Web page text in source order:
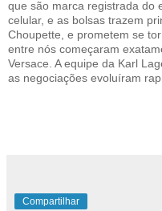
que são marca registrada do
celular, e as bolsas trazem
Choupette, e prometem se
entre nós começaram
Versace. A equipe da Karl
as negociações evoluíram
Compartilhar